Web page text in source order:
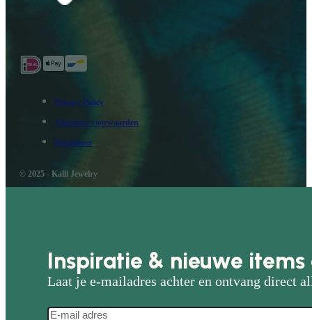
Privacy Policy
Algemene voorwaarden
Disclaimer
© 2025 - Kalli Jewelry
Inspiratie & nieuwe
Laat je e-mailadres achter en ontvang direct